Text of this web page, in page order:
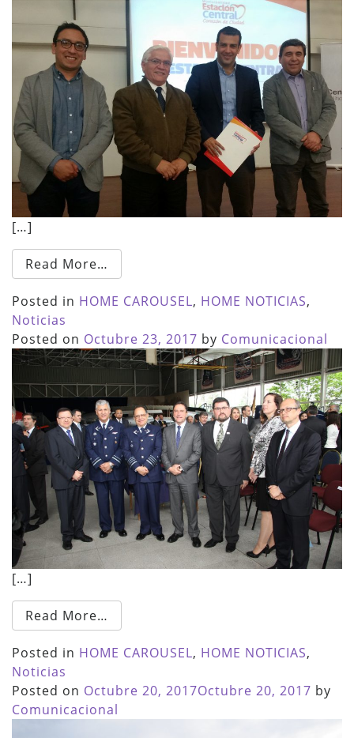
[…]
Read More…
Posted in HOME CAROUSEL, HOME NOTICIAS,
Noticias
Posted on Octubre 23, 2017 by Comunicacional
[…]
Read More…
Posted in HOME CAROUSEL, HOME NOTICIAS,
Noticias
Posted on Octubre 20, 2017Octubre 20, 2017 by
Comunicacional